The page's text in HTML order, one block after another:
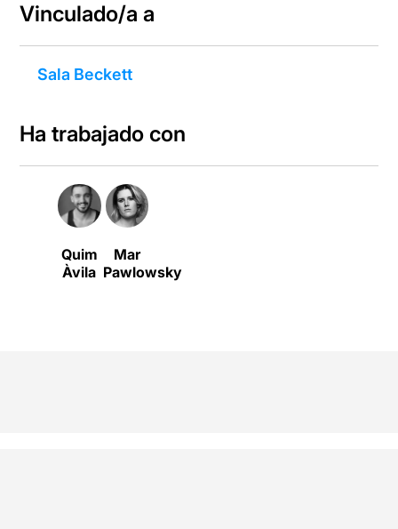
Vinculado/a a
Sala Beckett
Ha trabajado con
Quim
Àvila
Mar
Pawlowsky